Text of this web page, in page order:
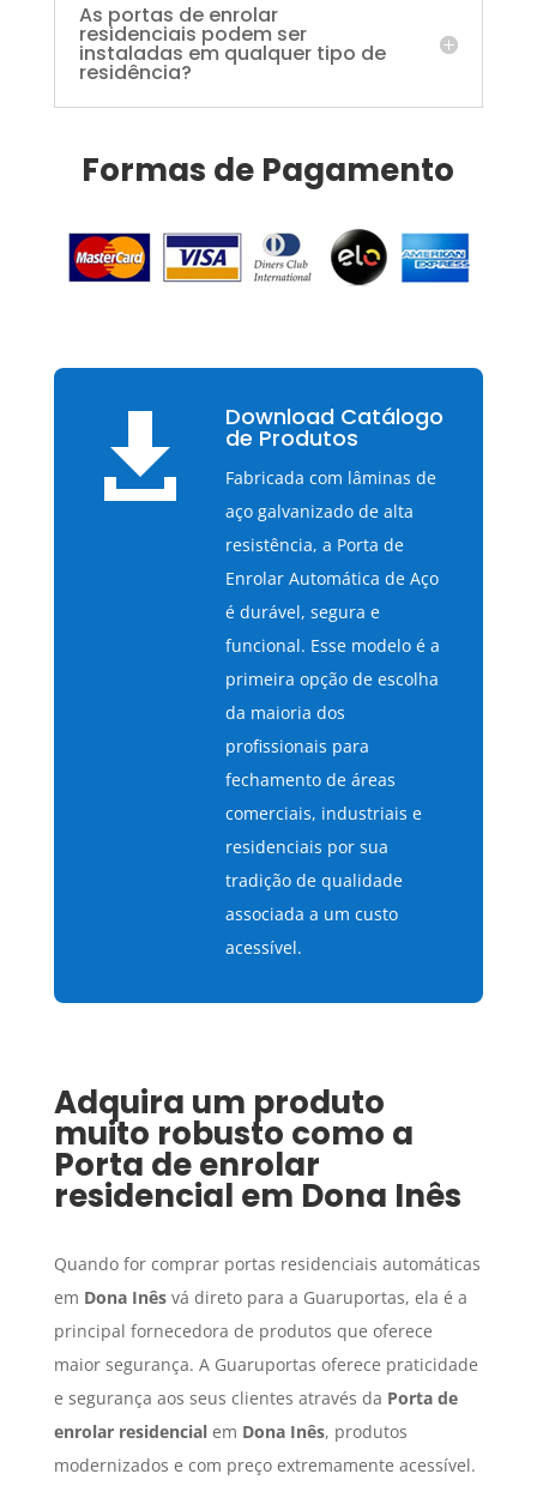
As portas de enrolar
residenciais podem ser
instaladas em qualquer tipo de
residência?
Formas de Pagamento
 Download Catálogo
de Produtos
Fabricada com lâminas de
aço galvanizado de alta
resistência, a Porta de
Enrolar Automática de Aço
é durável, segura e
funcional. Esse modelo é a
primeira opção de escolha
da maioria dos
profissionais para
fechamento de áreas
comerciais, industriais e
residenciais por sua
tradição de qualidade
associada a um custo
acessível.
Adquira um produto
muito robusto como a
Porta de enrolar
residencial em Dona Inês
Quando for comprar portas residenciais automáticas
em Dona Inêsvá direto para a Guaruportas, ela é a
principal fornecedora de produtos que oferece
maior segurança. A Guaruportas oferece praticidade
e segurança aos seus clientes através da Porta de
enrolar residencialem Dona Inês, produtos
modernizados e com preço extremamente acessível.